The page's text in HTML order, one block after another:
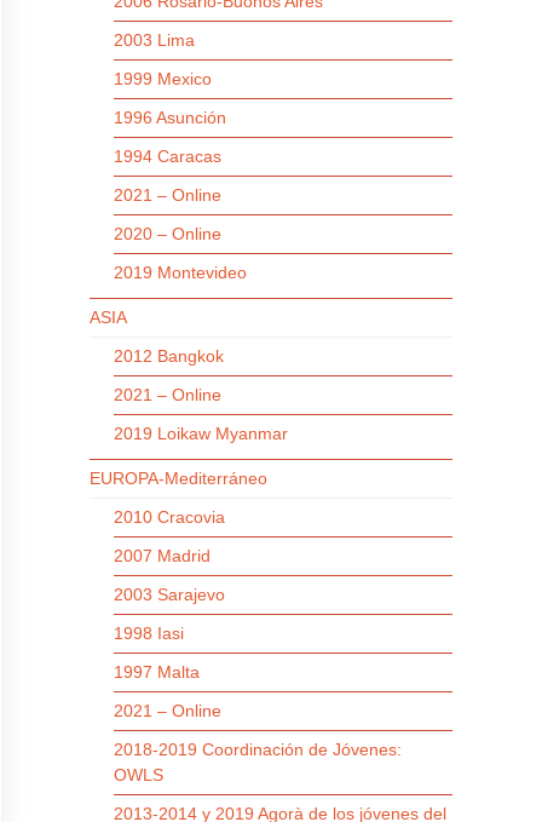
2003 Lima
1999 Mexico
1996 Asunción
1994 Caracas
2021 – Online
2020 – Online
2019 Montevideo
ASIA
2012 Bangkok
2021 – Online
2019 Loikaw Myanmar
EUROPA-Mediterráneo
2010 Cracovia
2007 Madrid
2003 Sarajevo
1998 Iasi
1997 Malta
2021 – Online
2018-2019 Coordinación de Jóvenes:
OWLS
2013-2014 y 2019 Agorà de los jóvenes del